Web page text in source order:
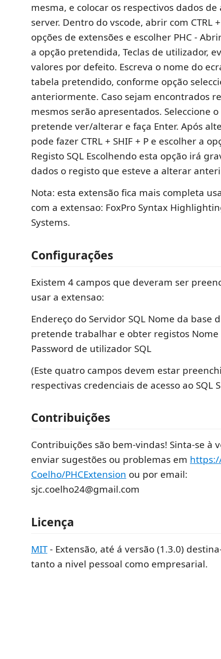
mesma, e colocar os respectivos dados de
server. Dentro do vscode, abrir com CTRL +
opções de extensões e escolher PHC -
a opção pretendida, Teclas de utilizador,
valores por defeito. Escreva o nome do
tabela pretendido, conforme opção
anteriormente. Caso sejam encontrados
mesmos serão apresentados. Seleccione
pretende ver/alterar e faça Enter. Após
pode fazer CTRL + SHIF + P e escolher a
Registo SQL Escolhendo esta opção irá
dados o registo que esteve a alterar
Nota: esta extensão fica mais completa
com a extensao: FoxPro Syntax
Systems.
Configurações
Existem 4 campos que deveram ser
usar a extensao:
Endereço do Servidor SQL Nome da base
pretende trabalhar e obter registos Nome
Password de utilizador SQL
(Este quatro campos devem estar
respectivas credenciais de acesso ao SQL
Contribuições
Contribuições são bem-vindas! Sinta-se à
enviar sugestões ou problemas em
Coelho/PHCExtension ou por email:
sjc.coelho24@gmail.com
Licença
MIT- Extensão, até á versão (1.3.0)
tanto a nivel pessoal como empresarial.